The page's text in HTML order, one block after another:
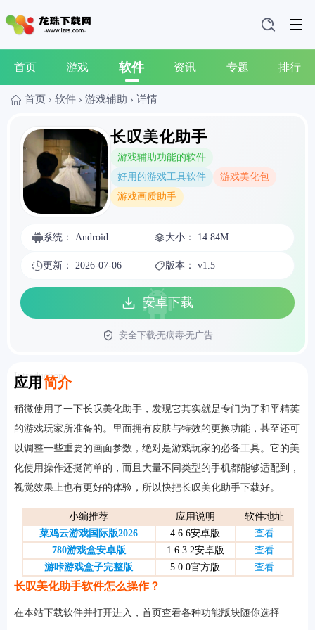
首页 游戏 软件 资讯 专题 排行
首页 › 软件 › 游戏辅助 › 详情
长叹美化助手
游戏辅助功能的软件
好用的游戏工具软件
游戏美化包
游戏画质助手
系统： Android 大小： 14.84M
更新： 2026-07-06 版本： v1.5
安卓下载
安全下载无病毒无广告
应用 简介
Introduction
稍微使用了一下长叹美化助手，发现它其实就是专门为了和平精英
的游戏玩家所准备的。里面拥有皮肤与特效的更换功能，甚至还可
以调整一些重要的画面参数，绝对是游戏玩家的必备工具。它的美
化使用操作还挺简单的，而且大量不同类型的手机都能够适配到，
视觉效果上也有更好的体验，所以快把长叹美化助手下载好。
小编推荐 应用说明
软件地址
菜鸡云游戏国际版2026
4.6.6安卓版
查看
780游戏盒安卓版
1.6.3.2安卓版
查看
游咔游戏盒子完整版
5.0.0官方版 查看
长叹美化助手软件怎么操作？
在本站下载软件并打开进入，首页查看各种功能版块随你选择